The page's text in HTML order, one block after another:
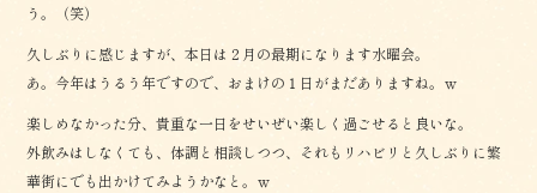
う。（笑）
久しぶりに感じますが、本日は２月の最期になります水曜会。
あ。今年はうるう年ですので、おまけの１日がまだありますね。ｗ
楽しめなかった分、貴重な一日をせいぜい楽しく過ごせると良いな。
外飲みはしなくても、体調と相談しつつ、それもリハビリと久しぶりに繁
華街にでも出かけてみようかなと。ｗ